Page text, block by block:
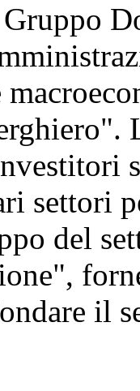
settori
del
il